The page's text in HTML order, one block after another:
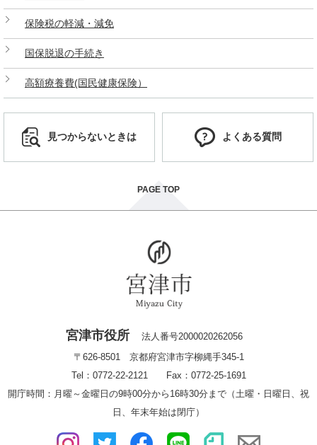
保険税の軽減・減免
国保脱退の手続き
高額療養費(国民健康保険）
見つからないときは よくある質問
PAGE TOP
宮津市役所
法人番号2000020262056
〒626-8501 京都府宮津市字柳縄手345-1
Tel：0772-22-2121 Fax：0772-25-1691
開庁時間：月曜～金曜日の9時00分から16時30分まで（土曜・日曜日、祝
日、年末年始は閉庁）